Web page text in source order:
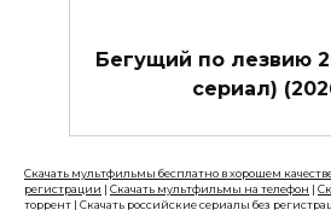
Бегущий по лезвию
сериал)
Скачать мультфильмы бесплатно в хорошем
регистрации
Скачать мультфильмы на телефон
торрент
Скачать российские сериалы без